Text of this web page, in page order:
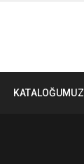
KATALOĞUMUZ